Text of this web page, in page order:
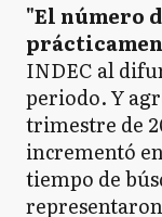
"El número
INDEC al
periodo. Y
trimestre de
incrementó
tiempo de